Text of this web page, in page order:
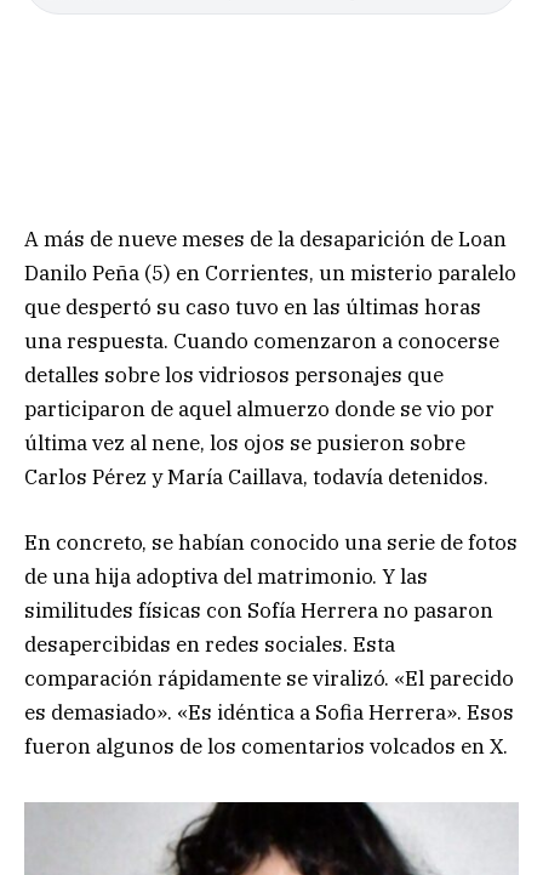
A más de nueve meses de la desaparición de Loan
Danilo Peña (5) en Corrientes, un misterio paralelo
que despertó su caso tuvo en las últimas horas
una respuesta. Cuando comenzaron a conocerse
detalles sobre los vidriosos personajes que
participaron de aquel almuerzo donde se vio por
última vez al nene, los ojos se pusieron sobre
Carlos Pérez y María Caillava, todavía detenidos.
En concreto, se habían conocido una serie de fotos
de una hija adoptiva del matrimonio. Y las
similitudes físicas con Sofía Herrera no pasaron
desapercibidas en redes sociales. Esta
comparación rápidamente se viralizó. «El parecido
es demasiado». «Es idéntica a Sofia Herrera». Esos
fueron algunos de los comentarios volcados en X.